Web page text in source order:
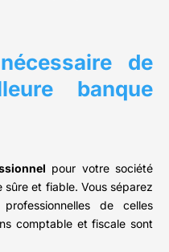
de
banque
pour votre société
sûre et fiable. Vous séparez
de celles
comptable et fiscale sont